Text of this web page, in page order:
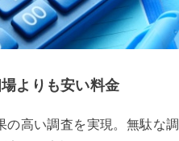
よりも安い料金
の高い調査を実現。無駄な